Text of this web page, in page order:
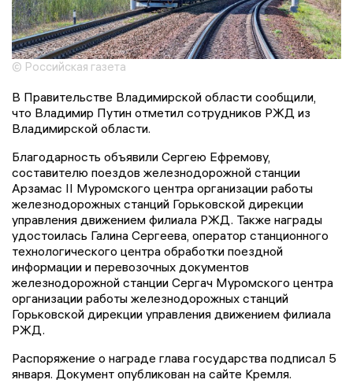
© Российская газета
В Правительстве Владимирской области сообщили,
что Владимир Путин отметил сотрудников РЖД из
Владимирской области.
Благодарность объявили Сергею Ефремову,
составителю поездов железнодорожной станции
Арзамас II Муромского центра организации работы
железнодорожных станций Горьковской дирекции
управления движением филиала РЖД. Также награды
удостоилась Галина Сергеева, оператор станционного
технологического центра обработки поездной
информации и перевозочных документов
железнодорожной станции Сергач Муромского центра
организации работы железнодорожных станций
Горьковской дирекции управления движением филиала
РЖД.
Распоряжение о награде глава государства подписал 5
января. Документ опубликован на сайте Кремля.